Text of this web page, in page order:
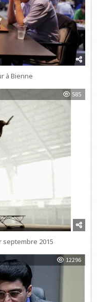
à Bienne
585
septembre 2015
12296